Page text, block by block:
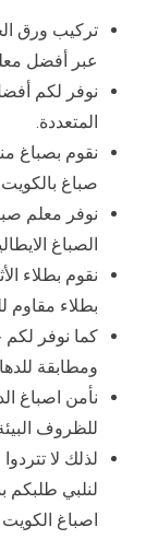
تركيب ورق
عبر أفضل
نوفر لكم
المتعددة.
نقوم بصباغ
صباغ بالكويت.
نوفر معلم
الصباغ
نقوم بطلاء
بطلاء مقاوم
كما نوفر
ومطابقة
نأمن اصباغ
للظروف
لذلك لا
لنلبي طلبكم
اصباغ